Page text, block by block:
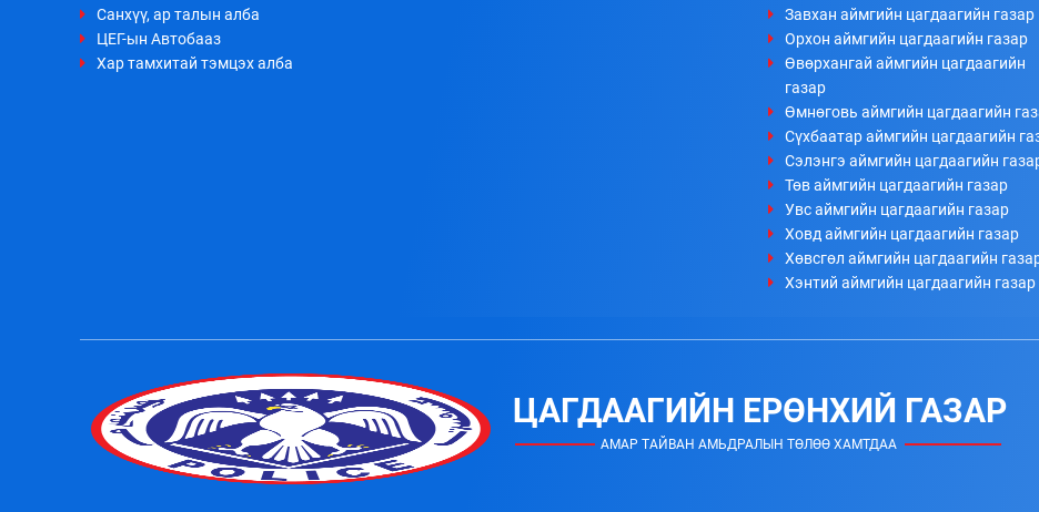
Санхүү, ар талын алба
ЦЕГ-ын Автобааз
Хар тамхитай тэмцэх алба
Завхан аймгийн цагдаагийн газар
Орхон аймгийн цагдаагийн газар
Өвөрхангай аймгийн цагдаагийн
газар
Өмнөговь аймгийн цагдаагийн
Сүхбаатар аймгийн цагдаагийн
Сэлэнгэ аймгийн цагдаагийн
Төв аймгийн цагдаагийн газар
Увс аймгийн цагдаагийн газар
Ховд аймгийн цагдаагийн газар
Хөвсгөл аймгийн цагдаагийн
Хэнтий аймгийн цагдаагийн газар
ЦАГДААГИЙН ЕРӨНХИЙ ГАЗАР
АМАР ТАЙВАН АМЬДРАЛЫН ТӨЛӨӨ ХАМТДАА